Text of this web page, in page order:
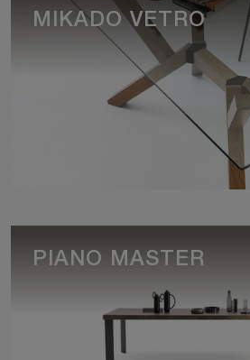
MIKADO VETRO
PIANO MASTER